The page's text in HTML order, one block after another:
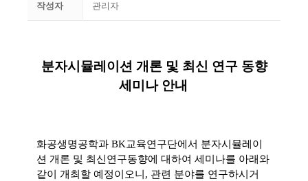
작성자 관리자
분자시뮬레이션 개론 및 최신 연구 동향
세미나 안내
화공생명공학과 BK교육연구단에서 분자시뮬레이
션 개론 및 최신연구동향에 대하여 세미나를 아래와
같이 개최할 예정이오니, 관련 분야를 연구하시거